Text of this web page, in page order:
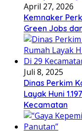
April 27, 2026
Kemnaker
Green Jobs
Juli 8, 2025
Dinas Perkim
Layak Huni
Kecamatan